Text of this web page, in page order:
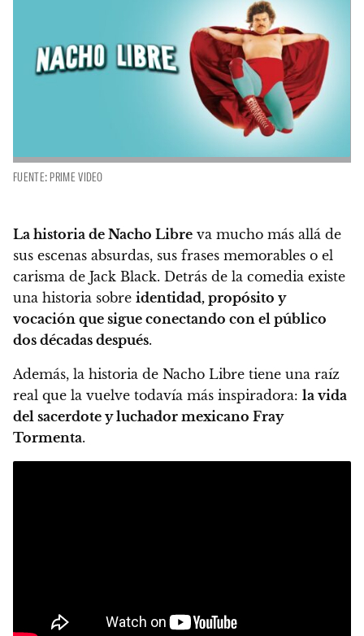
FUENTE: PRIME VIDEO
La historia de Nacho Libre va mucho más allá de
sus escenas absurdas, sus frases memorables o el
carisma de Jack Black. Detrás de la comedia existe
una historia sobre identidad, propósito y
vocación que sigue conectando con el público
dos décadas después.
Además, la historia de Nacho Libre tiene una raíz
real que la vuelve todavía más inspiradora: la vida
del sacerdote y luchador mexicano Fray
Tormenta.